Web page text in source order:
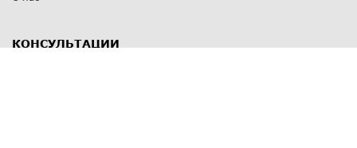
КОНСУЛЬТАЦИИ